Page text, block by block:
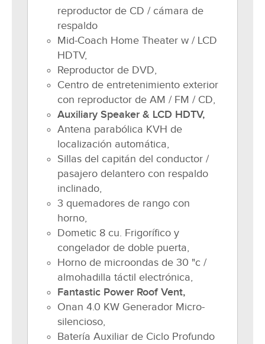
reproductor de CD / cámara de
respaldo
Mid-Coach Home Theater w / LCD
HDTV,
Reproductor de DVD,
Centro de entretenimiento exterior
con reproductor de AM / FM / CD,
Auxiliary Speaker & LCD HDTV,
Antena parabólica KVH de
localización automática,
Sillas del capitán del conductor /
pasajero delantero con respaldo
inclinado,
3 quemadores de rango con
horno,
Dometic 8 cu. Frigorífico y
congelador de doble puerta,
Horno de microondas de 30 "c /
almohadilla táctil electrónica,
Fantastic Power Roof Vent,
Onan 4.0 KW Generador Micro-
silencioso,
Batería Auxiliar de Ciclo Profundo